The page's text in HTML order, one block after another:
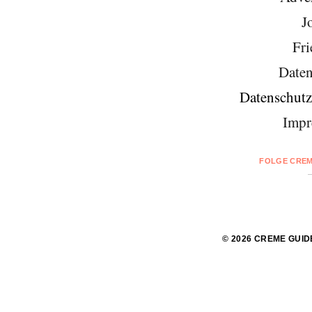
FOLGE
© 2026 CREME